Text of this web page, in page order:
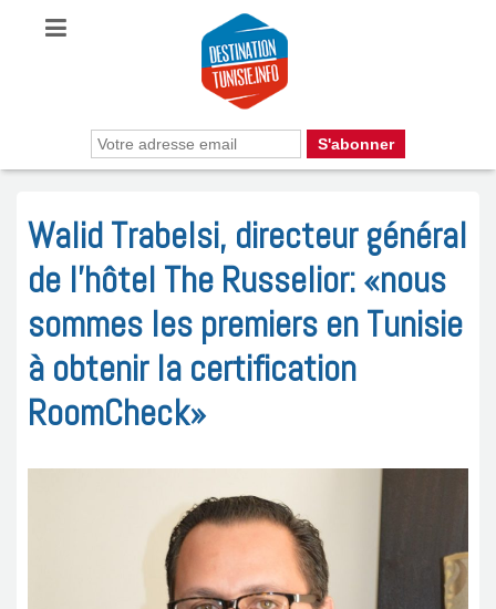
Walid Trabelsi, directeur général
de l’hôtel The Russelior: «nous
sommes les premiers en Tunisie
à obtenir la certification
RoomCheck»